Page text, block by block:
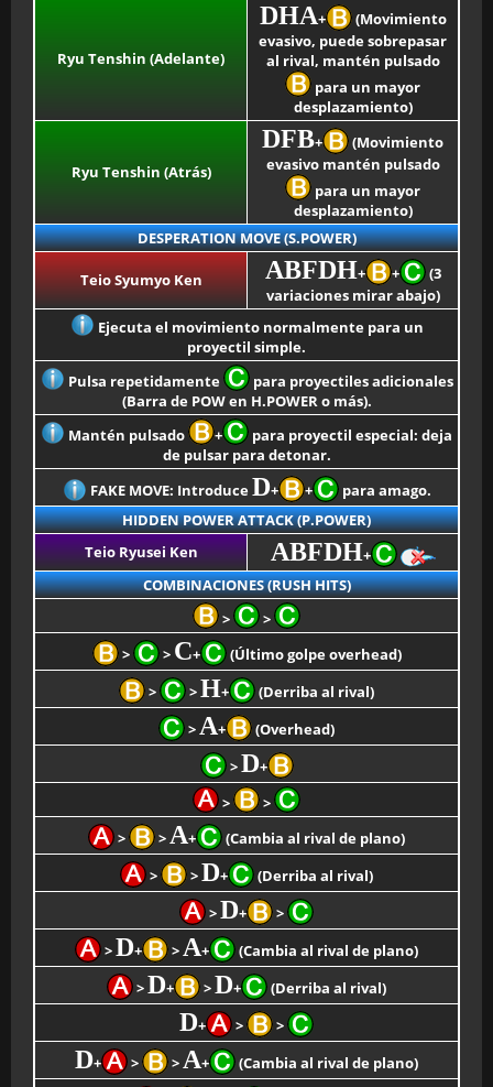
Ryu Tenshin (Adelante)
DHA+
(Movimiento
evasivo, puede sobrepasar
al rival, mantén pulsado
para un mayor
desplazamiento)
Ryu Tenshin (Atrás)
DFB+
(Movimiento
evasivo mantén pulsado
para un mayor
desplazamiento)
DESPERATION MOVE (S.POWER)
Teio Syumyo Ken ABFDH+ +
(3
variaciones mirar abajo)
Ejecuta el movimiento normalmente para un
proyectil simple.
Pulsa repetidamente
para proyectiles adicionales
(Barra de POW en H.POWER o más).
Mantén pulsado
+
para proyectil especial: deja
de pulsar para detonar.
FAKE MOVE: Introduce D+ +
para amago.
HIDDEN POWER ATTACK (P.POWER)
Teio Ryusei Ken
ABFDH+
COMBINACIONES (RUSH HITS)
>
>
>
> C+
(Último golpe overhead)
>
>H+
(Derriba al rival)
> A+
(Overhead)
>D+
>
>
>
> A+
(Cambia al rival de plano)
>
>D+
(Derriba al rival)
>D+
>
>D+ > A+
(Cambia al rival de plano)
>D+ >D+ (Derriba al rival)
D+ > >
D+ > > A+ (Cambia al rival de plano)